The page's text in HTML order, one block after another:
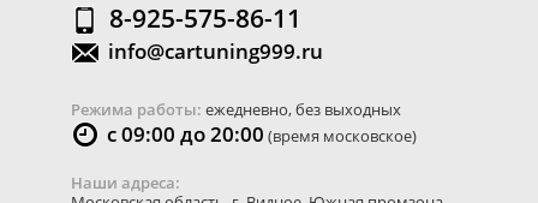
8-925-575-86-11
info@cartuning999.ru
Режима работы: ежедневно, без выходных
с 09:00 до 20:00 (время московское)
Наши адреса: